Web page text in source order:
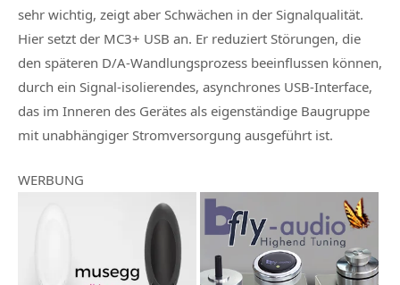
sehr wichtig, zeigt aber Schwächen in der Signalqualität.
Hier setzt der MC3+ USB an. Er reduziert Störungen, die
den späteren D/A-Wandlungsprozess beeinflussen können,
durch ein Signal-isolierendes, asynchrones USB-Interface,
das im Inneren des Gerätes als eigenständige Baugruppe
mit unabhängiger Stromversorgung ausgeführt ist.
WERBUNG